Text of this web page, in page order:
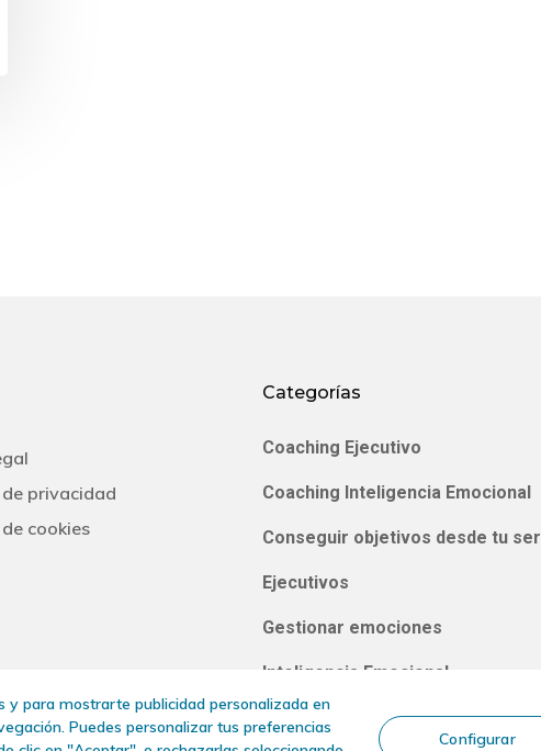
privacidad
cookies
Categorías
Coaching Ejecutivo
Coaching Inteligencia Emocional
Conseguir objetivos desde tu ser
Ejecutivos
Gestionar emociones
Inteligencia Emocional
Inteligencia Emocional Hombres
y para mostrarte publicidad personalizada en
Puedes personalizar tus preferencias
Configurar